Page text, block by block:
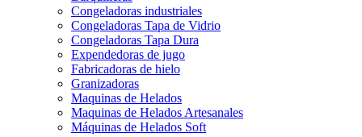
Congeladoras industriales
Congeladoras Tapa de Vidrio
Congeladoras Tapa Dura
Expendedoras de jugo
Fabricadoras de hielo
Granizadoras
Maquinas de Helados
Maquinas de Helados Artesanales
Máquinas de Helados Soft